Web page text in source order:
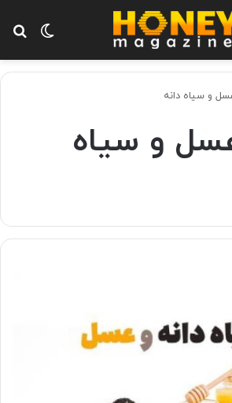
تغییر
و سیاه دانه
و سیاه